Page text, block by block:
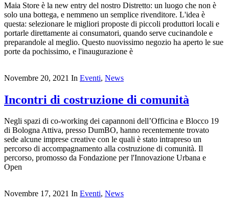
Maia Store è la new entry del nostro Distretto: un luogo che non è
solo una bottega, e nemmeno un semplice rivenditore. L'idea è
questa: selezionare le migliori proposte di piccoli produttori locali e
portarle direttamente ai consumatori, quando serve cucinandole e
preparandole al meglio. Questo nuovissimo negozio ha aperto le sue
porte da pochissimo, e l'inaugurazione è
Novembre 20, 2021 In Eventi, News
Incontri di costruzione di comunità
Negli spazi di co-working dei capannoni dell’Officina e Blocco 19
di Bologna Attiva, presso DumBO, hanno recentemente trovato
sede alcune imprese creative con le quali è stato intrapreso un
percorso di accompagnamento alla costruzione di comunità. Il
percorso, promosso da Fondazione per l'Innovazione Urbana e
Open
Novembre 17, 2021 In Eventi, News